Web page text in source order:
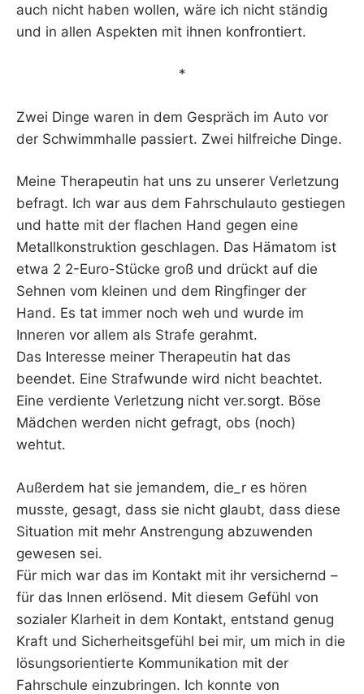
auch nicht haben wollen, wäre ich nicht ständig
und in allen Aspekten mit ihnen konfrontiert.
*
Zwei Dinge waren in dem Gespräch im Auto vor
der Schwimmhalle passiert. Zwei hilfreiche Dinge.
Meine Therapeutin hat uns zu unserer Verletzung
befragt. Ich war aus dem Fahrschulauto gestiegen
und hatte mit der flachen Hand gegen eine
Metallkonstruktion geschlagen. Das Hämatom ist
etwa 2 2-Euro-Stücke groß und drückt auf die
Sehnen vom kleinen und dem Ringfinger der
Hand. Es tat immer noch weh und wurde im
Inneren vor allem als Strafe gerahmt.
Das Interesse meiner Therapeutin hat das
beendet. Eine Strafwunde wird nicht beachtet.
Eine verdiente Verletzung nicht ver.sorgt. Böse
Mädchen werden nicht gefragt, obs (noch)
wehtut.
Außerdem hat sie jemandem, die_r es hören
musste, gesagt, dass sie nicht glaubt, dass diese
Situation mit mehr Anstrengung abzuwenden
gewesen sei.
Für mich war das im Kontakt mit ihr versichernd –
für das Innen erlösend. Mit diesem Gefühl von
sozialer Klarheit in dem Kontakt, entstand genug
Kraft und Sicherheitsgefühl bei mir, um mich in die
lösungsorientierte Kommunikation mit der
Fahrschule einzubringen. Ich konnte von